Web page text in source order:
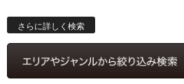
索
さらに詳しく検索